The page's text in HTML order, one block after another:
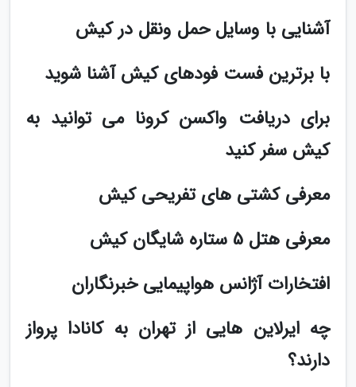
آشنایی با وسایل حمل ونقل در کیش
با برترین فست فودهای کیش آشنا شوید
برای دریافت واکسن کرونا می توانید به
کیش سفر کنید
معرفی کشتی های تفریحی کیش
معرفی هتل 5 ستاره شایگان کیش
افتخارات آژانس هواپیمایی خبرنگاران
چه ایرلاین هایی از تهران به کانادا پرواز
دارند؟